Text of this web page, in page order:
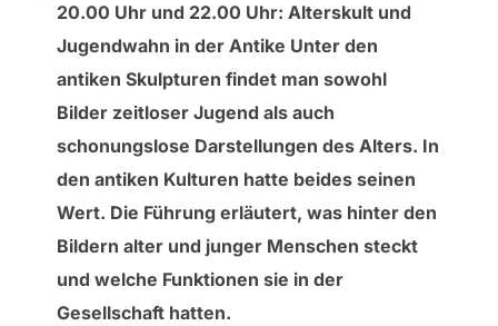
20.00 Uhr und 22.00 Uhr: Alterskult und
Jugendwahn in der Antike Unter den
antiken Skulpturen findet man sowohl
Bilder zeitloser Jugend als auch
schonungslose Darstellungen des Alters. In
den antiken Kulturen hatte beides seinen
Wert. Die Führung erläutert, was hinter den
Bildern alter und junger Menschen steckt
und welche Funktionen sie in der
Gesellschaft hatten.